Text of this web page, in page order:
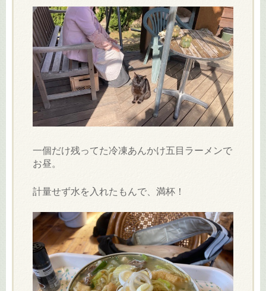
一個だけ残ってた冷凍あんかけ五目ラーメンで
お昼。
計量せず水を入れたもんで、満杯！